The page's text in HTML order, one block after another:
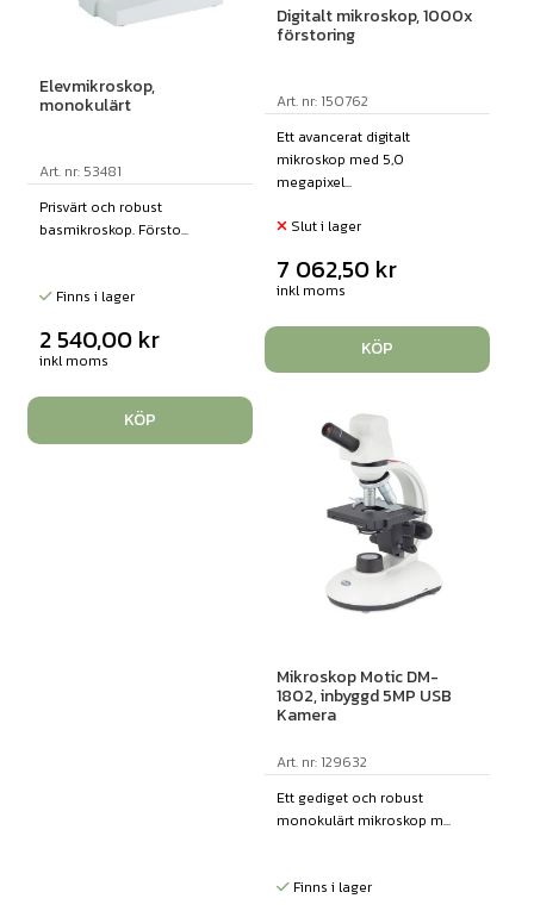
Elevmikroskop,
monokulärt
Art. nr: 53481
Prisvärt och robust
basmikroskop. Försto...
Finns i lager
2 540,00 kr
inkl moms
KÖP
Digitalt mikroskop, 1000x
förstoring
Art. nr: 150762
Ett avancerat digitalt
mikroskop med 5,0
megapixel...
Slut i lager
7 062,50 kr
inkl moms
KÖP
Mikroskop Motic DM-
1802, inbyggd 5MP USB
Kamera
Art. nr: 129632
Ett gediget och robust
monokulärt mikroskop m...
Finns i lager